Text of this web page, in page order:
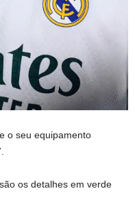
o seu equipamento
os detalhes em verde